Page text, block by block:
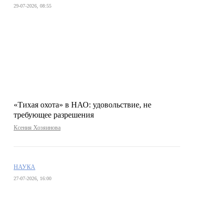
29-07-2026, 08:55
«Тихая охота» в НАО: удовольствие, не
требующее разрешения
Ксения Хозяинова
НАУКА
27-07-2026, 16:00